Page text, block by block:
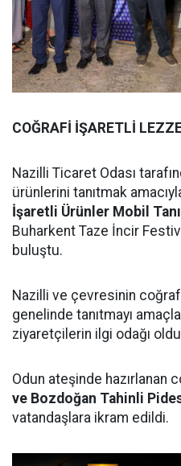
COĞRAFİ İŞARETLİ
Nazilli Ticaret Odası
ürünlerini tanıtmak
İşaretli Ürünler Mobil
Buharkent Taze İncir
buluştu.
Nazilli ve çevresinin
genelinde tanıtmayı
ziyaretçilerin ilgi odağı
Odun ateşinde hazırlanan
ve Bozdoğan Tahinli
vatandaşlara ikram edildi.